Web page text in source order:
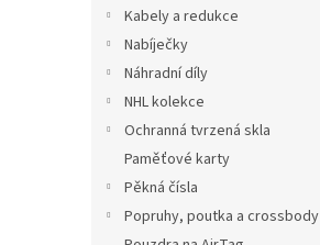
Kabely a redukce
Nabíječky
Náhradní díly
NHL kolekce
Ochranná tvrzená skla
Paměťové karty
Pěkná čísla
Popruhy, poutka a crossbody